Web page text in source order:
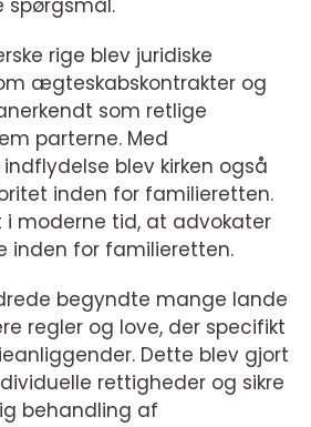
spørgsmål.
rige blev juridiske
ægteskabskontrakter og
som retlige
parterne. Med
blev kirken også
inden for familieretten.
i moderne tid, at advokater
inden for familieretten.
begyndte mange lande
regler og love, der specifikt
Dette blev gjort
rettigheder og sikre
behandling af